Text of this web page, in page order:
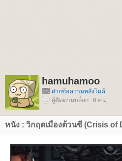
hamuhamoo
ฝากข้อความหลังไมค์
ผู้ติดตามบล็อก : 6 คน
หนัง : วิกฤตเมืองต้วนซี (Crisis of